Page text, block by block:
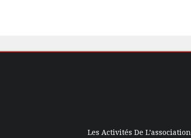
Les Activités De L’association